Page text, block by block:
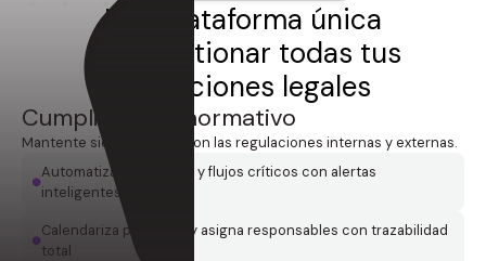
Una plataforma única
para gestionar todas tus
operaciones legales
Cumplimiento normativo
Mantente siempre al día con las regulaciones internas y externas.
Automatiza protocolos y flujos críticos con alertas
inteligentes
Calendariza procesos y asigna responsables con trazabilidad
total